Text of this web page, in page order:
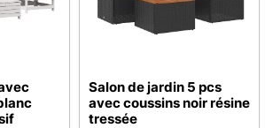
Salon de jardin 5 pcs
avec coussins noir résine
tressée